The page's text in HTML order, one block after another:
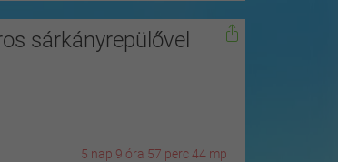
sárkányrepülővel
5 nap 9 óra 57 perc42 mp